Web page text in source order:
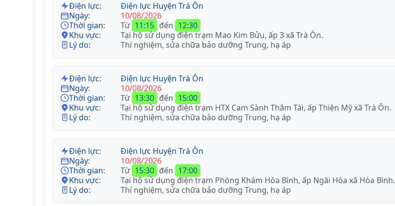
Điện lực:
Điện lực Huyện Trà Ôn
Ngày:
10/08/2026
Thời gian:
Từ 11:15 đến 12:30
Khu vực:
Tại hộ sử dụng điện trạm Mao Kim Bửu, ấp 3 xã Trà Ôn.
Lý do:
Thí nghiệm, sửa chữa bảo dưỡng Trung, hạ áp
Điện lực:
Điện lực Huyện Trà Ôn
Ngày:
10/08/2026
Thời gian:
Từ 13:30 đến 15:00
Khu vực:
Tại hộ sử dụng điện trạm HTX Cam Sành Thắm Tài, ấp Thiện Mỹ xã Trà Ôn.
Lý do:
Thí nghiệm, sửa chữa bảo dưỡng Trung, hạ áp
Điện lực:
Điện lực Huyện Trà Ôn
Ngày:
10/08/2026
Thời gian:
Từ 15:30 đến 17:00
Khu vực:
Tại hộ sử dụng điện trạm Phòng Khám Hòa Bình, ấp Ngãi Hòa xã Hòa Bình.
Lý do:
Thí nghiệm, sửa chữa bảo dưỡng Trung, hạ áp